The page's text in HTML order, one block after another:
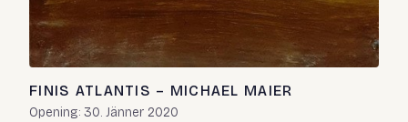
FINIS ATLANTIS – MICHAEL MAIER
Opening: 30. Jänner 2020